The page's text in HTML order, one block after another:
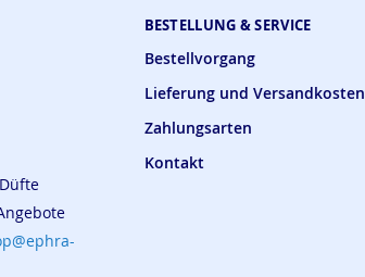
BESTELLUNG & SERVICE
Bestellvorgang
Lieferung und Versandkosten
Zahlungsarten
Kontakt